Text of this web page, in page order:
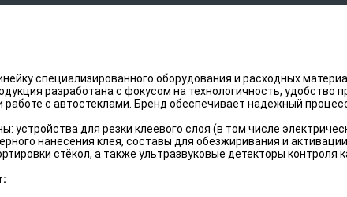
специализированного оборудования и расходных
разработана с фокусом на технологичность, удобство
с автостеклами. Бренд обеспечивает надежный
устройства для резки клеевого слоя (в том числе
нанесения клея, составы для обезжиривания и
стёкол, а также ультразвуковые детекторы контроля